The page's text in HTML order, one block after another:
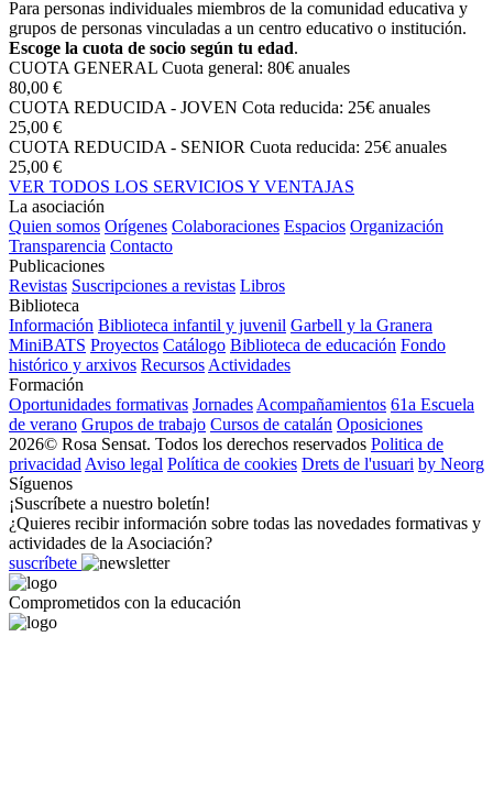
Para personas individuales miembros de la comunidad educativa y
grupos de personas vinculadas a un centro educativo o institución.
Escoge la cuota de socio según tu edad.
CUOTA GENERAL Cuota general: 80€ anuales
80,00 €
CUOTA REDUCIDA - JOVEN Cota reducida: 25€ anuales
25,00 €
CUOTA REDUCIDA - SENIOR Cuota reducida: 25€ anuales
25,00 €
VER TODOS LOS SERVICIOS Y VENTAJAS
La asociación
Quien somos Orígenes Colaboraciones Espacios Organización
Transparencia Contacto
Publicaciones
Revistas Suscripciones a revistas Libros
Biblioteca
Información Biblioteca infantil y juvenil Garbell y la Granera
MiniBATS Proyectos Catálogo Biblioteca de educación Fondo
histórico y arxivos Recursos Actividades
Formación
Oportunidades formativas Jornades Acompañamientos 61a Escuela
de verano Grupos de trabajo Cursos de catalán Oposiciones
2026© Rosa Sensat. Todos los derechos reservados Politica de
privacidad Aviso legal Política de cookies Drets de l'usuari by Neorg
Síguenos
¡Suscríbete a nuestro boletín!
¿Quieres recibir información sobre todas las novedades formativas y
actividades de la Asociación?
suscríbete
Comprometidos con la educación